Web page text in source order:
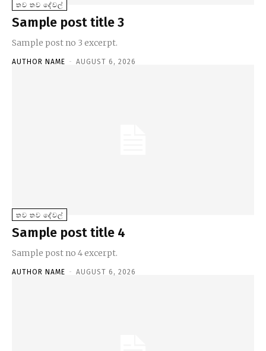
තව තව දේවල්
Sample post title 3
Sample post no 3 excerpt.
AUTHOR NAME - AUGUST 6, 2026
තව තව දේවල්
Sample post title 4
Sample post no 4 excerpt.
AUTHOR NAME - AUGUST 6, 2026